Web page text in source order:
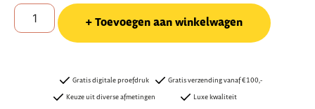
Toevoegen aan winkelwagen
Gratis digitale proefdruk
Keuze uit diverse afmetingen
Gratis verzending vanaf €100,-
Luxe kwaliteit